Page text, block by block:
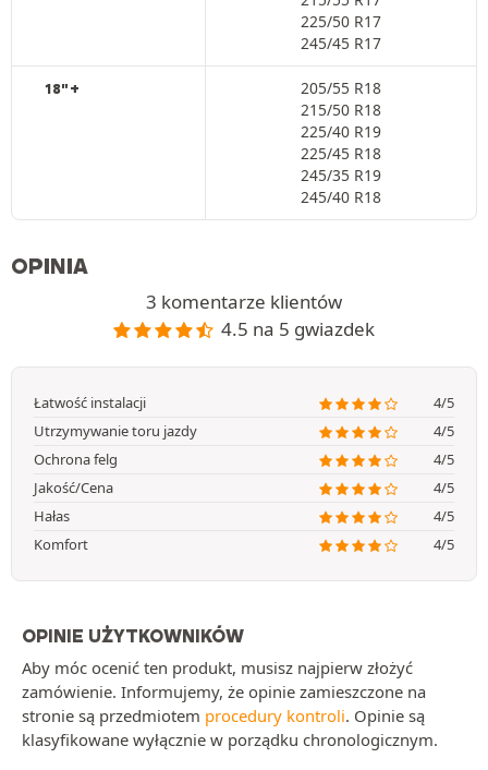
225/50 R17
245/45 R17
18"+
205/55 R18
215/50 R18
225/40 R19
225/45 R18
245/35 R19
245/40 R18
OPINIA
3 komentarze klientów
4.5 na 5 gwiazdek
Łatwość instalacji
4/5
Utrzymywanie toru jazdy
4/5
Ochrona felg
4/5
Jakość/Cena
4/5
Hałas
4/5
Komfort
4/5
OPINIE UŻYTKOWNIKÓW
Aby móc ocenić ten produkt, musisz najpierw złożyć
zamówienie. Informujemy, że opinie zamieszczone na
stronie są przedmiotem procedury kontroli. Opinie są
klasyfikowane wyłącznie w porządku chronologicznym.